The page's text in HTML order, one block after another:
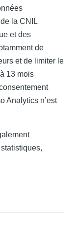
la CNIL
et des
de
et de limiter le
13 mois
Analytics n’est